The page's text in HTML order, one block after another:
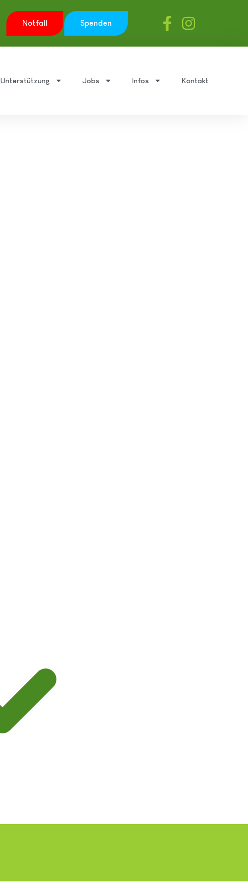
Notfall Spenden
Unterstützung Jobs Infos Kontakt